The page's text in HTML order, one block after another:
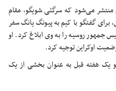
می‌شود که سرگئی شویگو، مقام
برای گفتگو با کیم به پیونگ یانگ سفر
جمهور روسیه را به وی ابلاغ کرد. او
اوکراین توجیه کرد.
یک هفته قبل به عنوان بخشی از یک